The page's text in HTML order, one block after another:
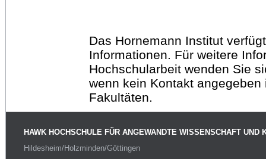
Das Hornemann Institut
Informationen. Für weitere
Hochschularbeit wenden Sie
wenn kein Kontakt
Fakultäten.
HAWK HOCHSCHULE FÜR ANGEWANDTE WISSENSCHAFT UND
Hildesheim/Holzminden/Göttingen